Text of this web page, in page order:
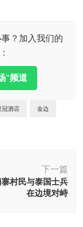
？加入我们的
”频道
冠酒店 金边
下一篇
村民与泰国士兵
在边境对峙